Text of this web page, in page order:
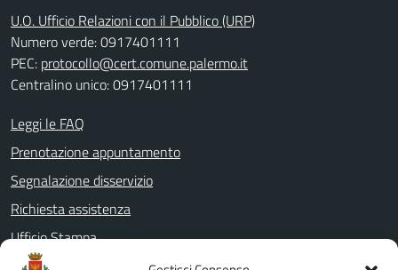
U.O. Ufficio Relazioni con il Pubblico (URP)
Numero verde: 0917401111
PEC: protocollo@cert.comune.palermo.it
Centralino unico: 0917401111
Leggi le FAQ
Prenotazione appuntamento
Segnalazione disservizio
Richiesta assistenza
Ufficio Stampa
Amministrazione Trasparente